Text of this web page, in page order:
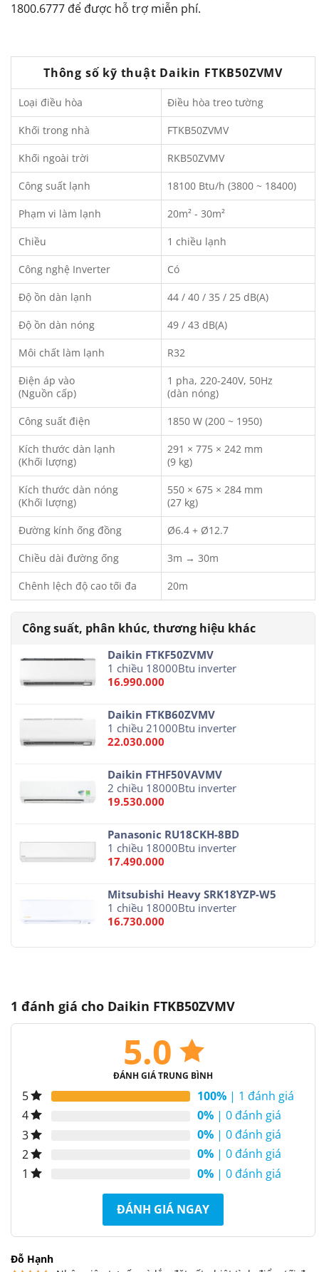
1800.6777 để được hỗ trợ miễn phí.
Thông số kỹ thuật Daikin FTKB50ZVMV
Loại điều hòa Điều hòa treo tường
Khối trong nhà FTKB50ZVMV
Khối ngoài trời RKB50ZVMV
Công suất lạnh 18100 Btu/h (3800 ~ 18400)
Phạm vi làm lạnh 20m² - 30m²
Chiều 1 chiều lạnh
Công nghệ Inverter Có
Độ ồn dàn lạnh 44 / 40 / 35 / 25 dB(A)
Độ ồn dàn nóng 49 / 43 dB(A)
Môi chất làm lạnh R32
Điện áp vào
(Nguồn cấp)
1 pha, 220-240V, 50Hz
(dàn nóng)
Công suất điện 1850 W (200 ~ 1950)
Kích thước dàn lạnh
(Khối lượng)
291 × 775 × 242 mm
(9 kg)
Kích thước dàn nóng
(Khối lượng)
550 × 675 × 284 mm
(27 kg)
Đường kính ống đồng Ø6.4 + Ø12.7
Chiều dài đường ống 3m → 30m
Chênh lệch độ cao tối đa 20m
Daikin FTKF50ZVMV
1 chiều 18000Btu inverter
16.990.000
Daikin FTKB60ZVMV
1 chiều 21000Btu inverter
22.030.000
Daikin FTHF50VAVMV
2 chiều 18000Btu inverter
19.530.000
Panasonic RU18CKH-8BD
1 chiều 18000Btu inverter
17.490.000
Mitsubishi Heavy SRK18YZP-W5
1 chiều 18000Btu inverter
16.730.000
1 đánh giá cho Daikin FTKB50ZVMV
5.0
ĐÁNH GIÁ TRUNG BÌNH
5 100% | 1 đánh giá
4
0% | 0 đánh giá
3
0% | 0 đánh giá
2
0% | 0 đánh giá
1
0% | 0 đánh giá
ĐÁNH GIÁ NGAY
Đỗ Hạnh